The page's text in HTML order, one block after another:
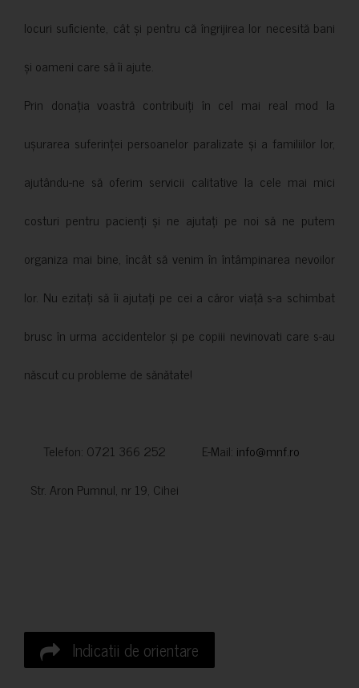
locuri suficiente, cât și pentru că îngrijirea lor necesită bani
și oameni care să îi ajute.
Prin donația voastră contribuiți în cel mai real mod la
ușurarea suferinței persoanelor paralizate și a familiilor lor,
ajutându-ne să oferim servicii calitative la cele mai mici
costuri pentru pacienți și ne ajutați pe noi să ne putem
organiza mai bine, încât să venim în întâmpinarea nevoilor
lor. Nu ezitați să îi ajutați pe cei a căror viață s-a schimbat
brusc în urma accidentelor și pe copiii nevinovati care s-au
născut cu probleme de sănătate!
Telefon: 0721 366 252 E-Mail: info@mnf.ro
Str. Aron Pumnul, nr 19, Cihei
Indicatii de orientare